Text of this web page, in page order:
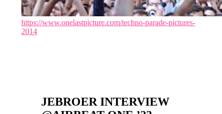
https://www.onelastpicture.com/techno-parade-pictures-
2014
JEBROER INTERVIEW